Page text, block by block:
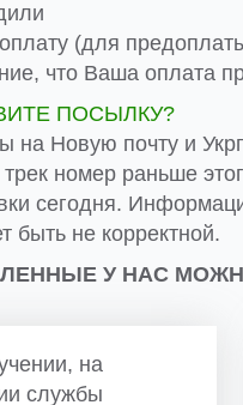
(для
что Ваша оплата
ПОСЫЛКУ?
на Новую почту и
номер раньше
сегодня.
быть не корректной.
У НАС
на
службы